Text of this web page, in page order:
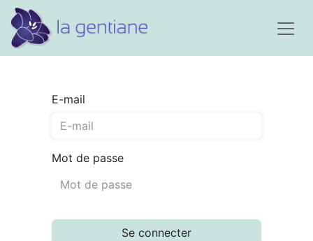
E-mail
Mot de passe
Se connecter